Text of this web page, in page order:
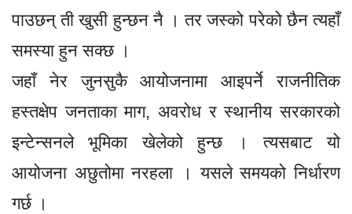
पाउछन् ती खुसी हुन्छन नै । तर जस्को परेको छैन त्यहाँ
समस्या हुन सक्छ ।
जहाँ नेर जुनसुकै आयोजनामा आइपर्ने राजनीतिक
हस्तक्षेप जनताका माग, अवरोध र स्थानीय सरकारको
इन्टेन्सनले भूमिका खेलेको हुन्छ । त्यसबाट यो
आयोजना अछुतोमा नरहला । यसले समयको निर्धारण
गर्छ ।